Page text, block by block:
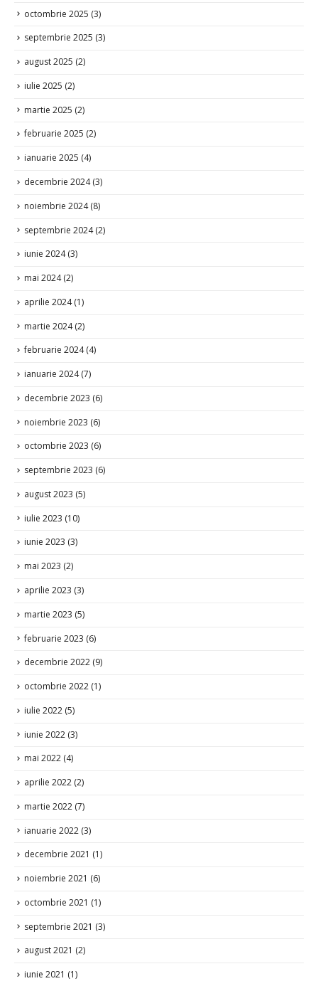
noiembrie 2025 (2)
octombrie 2025(3)
septembrie 2025
august 2025(2)
iulie 2025(2)
martie 2025(2)
februarie 2025 (2)
ianuarie 2025(4)
decembrie 2024 (3)
noiembrie 2024 (8)
septembrie 2024
iunie 2024(3)
mai 2024(2)
aprilie 2024 (1)
martie 2024(2)
februarie 2024(4)
ianuarie 2024(7)
decembrie 2023 (6)
noiembrie 2023 (6)
octombrie 2023(6)
septembrie 2023
august 2023 (5)
iulie 2023(10)
iunie 2023(3)
mai 2023(2)
aprilie 2023 (3)
martie 2023(5)
februarie 2023(6)
decembrie 2022 (9)
octombrie 2022
iulie 2022(5)
iunie 2022(3)
mai 2022(4)
aprilie 2022 (2)
martie 2022(7)
ianuarie 2022(3)
decembrie 2021 (1)
noiembrie 2021 (6)
octombrie 2021(1)
septembrie 2021
august 2021(2)